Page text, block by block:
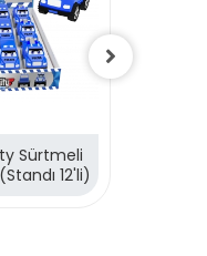
Sürtmeli
12'li)